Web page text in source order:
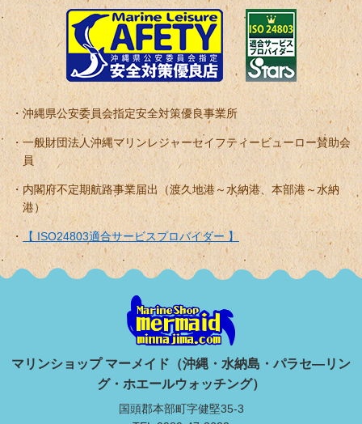
沖縄県公安委員会指定安全対策優良事業所
一般財団法人沖縄マリンレジャーセイフティービューロー賛助会
員
内閣府不定期航路事業届出（渡久地港～水納港、本部港～水納
港）
【 ISO24803適合サービスプロバイダー 】
マリンショップ マーメイド（沖縄・水納島・パラセ―リン
グ・ホエールウォッチング）
国頭郡本部町字健堅35-3